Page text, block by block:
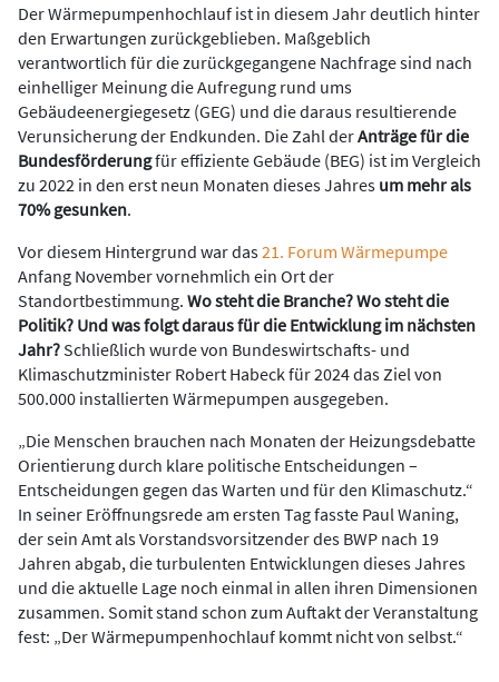
Der Wärmepumpenhochlauf ist in diesem Jahr deutlich hinter
den Erwartungen zurückgeblieben. Maßgeblich
verantwortlich für die zurückgegangene Nachfrage sind nach
einhelliger Meinung die Aufregung rund ums
Gebäudeenergiegesetz (GEG) und die daraus resultierende
Verunsicherung der Endkunden. Die Zahl derAnträge für die
Bundesförderungfür effiziente Gebäude (BEG) ist im Vergleich
zu 2022 in den erst neun Monaten dieses Jahres um mehr als
70% gesunken.
Vor diesem Hintergrund war das21. Forum Wärmepumpe
Anfang November vornehmlich ein Ort der
Standortbestimmung. Wo steht die Branche? Wo steht die
Politik? Und was folgt daraus für die Entwicklung im nächsten
Jahr? Schließlich wurde von Bundeswirtschafts- und
Klimaschutzminister Robert Habeck für 2024 das Ziel von
500.000 installierten Wärmepumpen ausgegeben.
„Die Menschen brauchen nach Monaten der Heizungsdebatte
Orientierung durch klare politische Entscheidungen –
Entscheidungen gegen das Warten und für den Klimaschutz.“
In seiner Eröffnungsrede am ersten Tag fasste Paul Waning,
der sein Amt als Vorstandsvorsitzender des BWP nach 19
Jahren abgab, die turbulenten Entwicklungen dieses Jahres
und die aktuelle Lage noch einmal in allen ihren Dimensionen
zusammen. Somit stand schon zum Auftakt der Veranstaltung
fest: „Der Wärmepumpenhochlauf kommt nicht von selbst.“